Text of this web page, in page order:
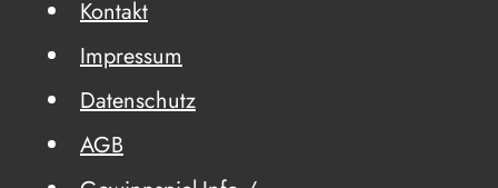
Kontakt
Impressum
Datenschutz
AGB